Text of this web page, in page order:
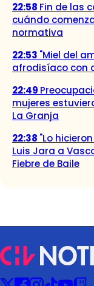
22:58 Fin de las
cuándo
normativa
22:53 "Miel del
afrodisíaco con
22:49
mujeres
La Granja
22:38 "Lo
Luis Jara a
Fiebre de Baile